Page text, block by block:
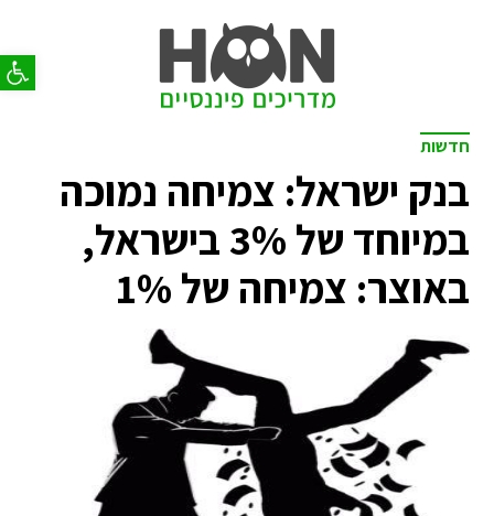
פתח
חדשות
בנק ישראל: צמיחה נמוכה
במיוחד של 3% בישראל,
באוצר: צמיחה של 1%